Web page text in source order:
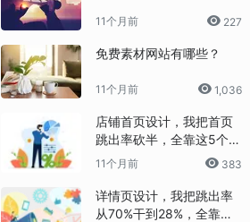
11个月前 227
免费素材网站有哪些？
11个月前 1,036
店铺首页设计，我把首页
跳出率砍半，全靠这5个流
量炼金术
11个月前 383
详情页设计，我把跳出率
从70%干到28%，全靠这6